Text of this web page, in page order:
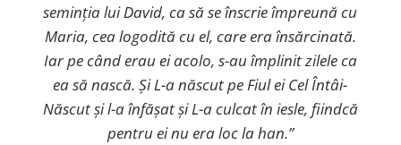
seminția lui David, ca să se înscrie împreună cu
Maria, cea logodită cu el, care era însărcinată.
Iar pe când erau ei acolo, s-au împlinit zilele ca
ea să nască. Și L-a născut pe Fiul ei Cel Întâi-
Născut și l-a înfășat și L-a culcat în iesle, fiindcă
pentru ei nu era loc la han.”